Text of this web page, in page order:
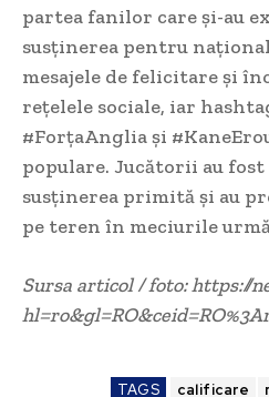
partea fanilor care și-au
susținerea pentru
mesajele de felicitare și
rețelele sociale, iar
#ForțaAnglia și
populare. Jucătorii au
susținerea primită și au
pe teren în meciurile
Sursa articol / foto: https://
TAGS calificare